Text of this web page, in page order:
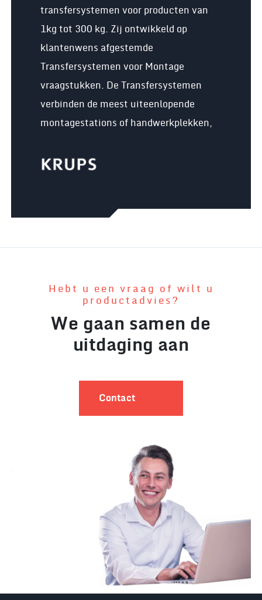
transfersystemen voor producten van
1kg tot 300 kg. Zij ontwikkeld op
klantenwens afgestemde
Transfersystemen voor Montage
vraagstukken. De Transfersystemen
verbinden de meest uiteenlopende
montagestations of handwerkplekken,
Hebt u een vraag of wilt u
productadvies?
We gaan samen de
uitdaging aan
Contact